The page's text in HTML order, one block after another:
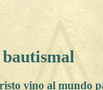
vino al mundo